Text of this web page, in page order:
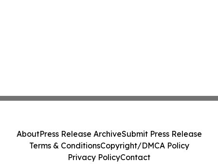
AboutPress Release ArchiveSubmit Press Release
Terms & ConditionsCopyright/DMCA Policy
Privacy PolicyContact